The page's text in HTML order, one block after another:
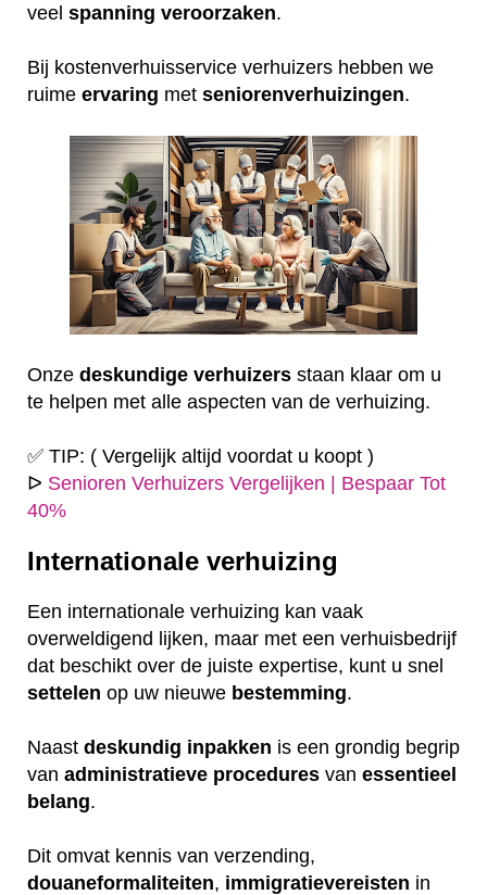
veel spanning veroorzaken.
Bij kostenverhuisservice verhuizers hebben we
ruime ervaring met seniorenverhuizingen.
Onze deskundige verhuizers staan klaar om u
te helpen met alle aspecten van de verhuizing.
✅ TIP: ( Vergelijk altijd voordat u koopt )
ᐅ Senioren Verhuizers Vergelijken | Bespaar Tot
40%
Internationale verhuizing
Een internationale verhuizing kan vaak
overweldigend lijken, maar met een verhuisbedrijf
dat beschikt over de juiste expertise, kunt u snel
settelen op uw nieuwe bestemming.
Naast deskundig inpakken is een grondig begrip
van administratieve procedures van essentieel
belang.
Dit omvat kennis van verzending,
douaneformaliteiten, immigratievereisten in